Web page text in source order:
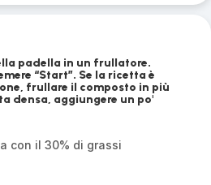
padella in un frullatore.
“Start”. Se la ricetta è
frullare il composto in più
densa, aggiungere un po'
con il 30% di grassi